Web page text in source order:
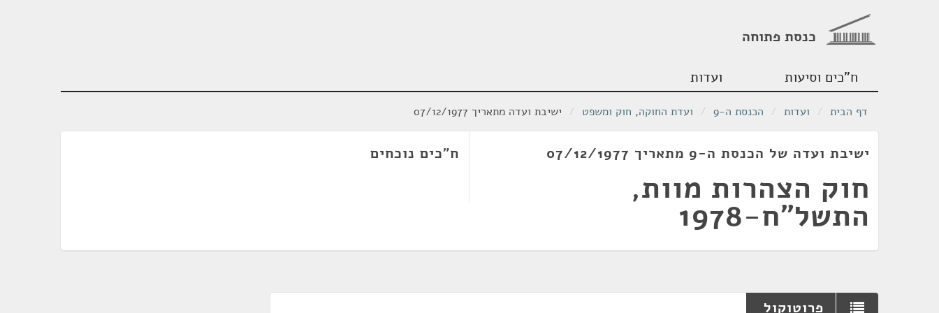
כנסת פתוחה
ח"כים וסיעות ועדות
דף הבית / ועדות / הכנסת ה-9 / ועדת החוקה, חוק ומשפט / ישיבת ועדה מתאריך 07/12/1977
ישיבת ועדה של הכנסת ה-9 מתאריך 07/12/1977
חוק הצהרות מוות,
התשל"ח-1978
ח"כים נוכחים
פרוטוקול